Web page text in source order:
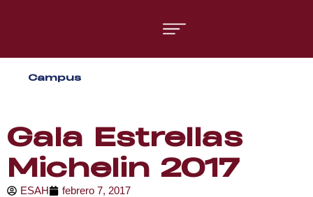
Campus
Gala Estrellas
Michelin 2017
ESAH febrero 7, 2017